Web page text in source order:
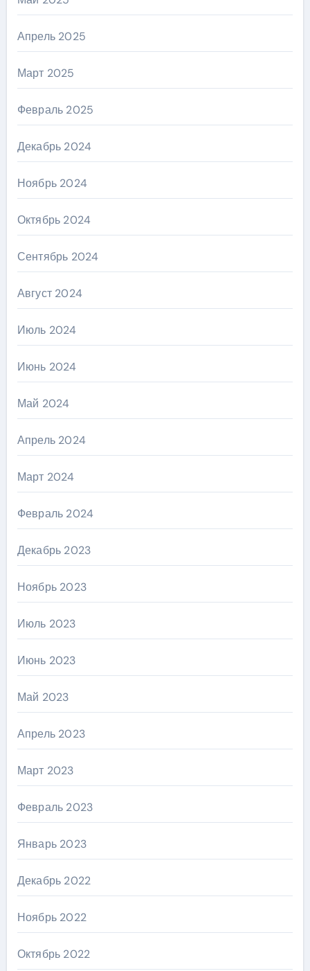
Апрель 2025
Март 2025
Февраль 2025
Декабрь 2024
Ноябрь 2024
Октябрь 2024
Сентябрь 2024
Август 2024
Июль 2024
Июнь 2024
Май 2024
Апрель 2024
Март 2024
Февраль 2024
Декабрь 2023
Ноябрь 2023
Июль 2023
Июнь 2023
Май 2023
Апрель 2023
Март 2023
Февраль 2023
Январь 2023
Декабрь 2022
Ноябрь 2022
Октябрь 2022